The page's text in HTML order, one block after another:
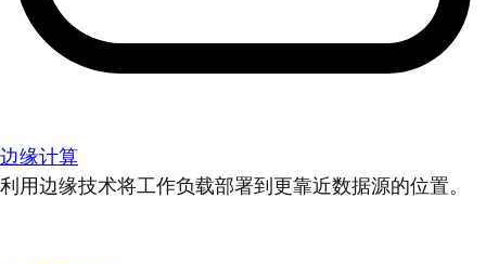
边缘计算
利用边缘技术将工作负载部署到更靠近数据源的位置。